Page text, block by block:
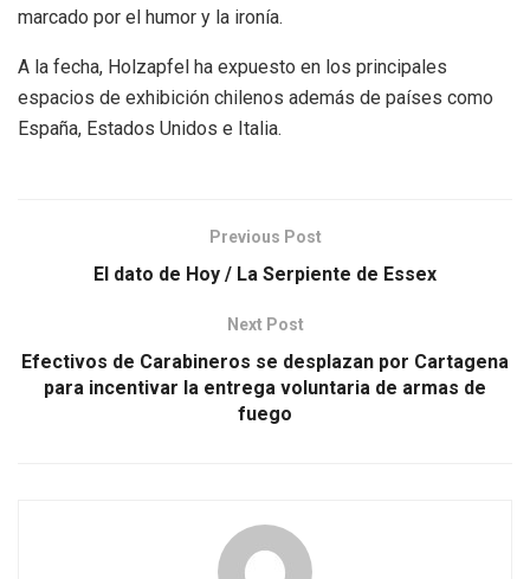
marcado por el humor y la ironía.
A la fecha, Holzapfel ha expuesto en los principales
espacios de exhibición chilenos además de países como
España, Estados Unidos e Italia.
Previous Post
El dato de Hoy / La Serpiente de Essex
Next Post
Efectivos de Carabineros se desplazan por Cartagena
para incentivar la entrega voluntaria de armas de
fuego